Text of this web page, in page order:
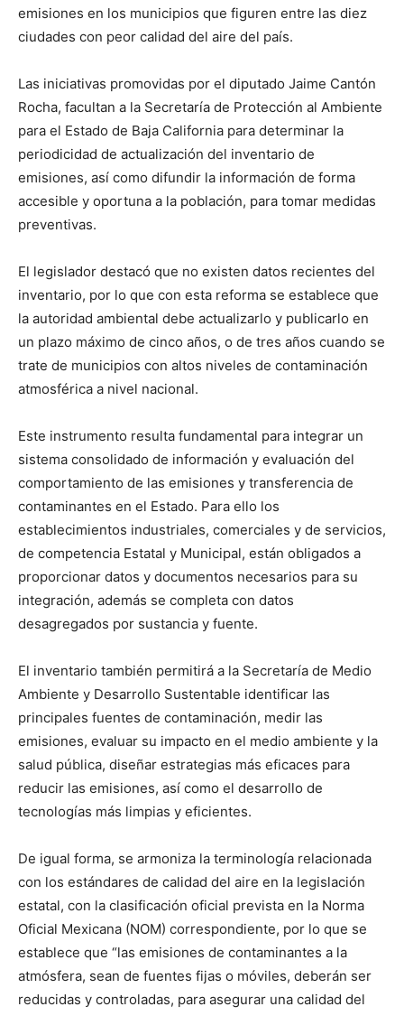
emisiones en los municipios que figuren entre las diez
ciudades con peor calidad del aire del país.
Las iniciativas promovidas por el diputado Jaime Cantón
Rocha, facultan a la Secretaría de Protección al Ambiente
para el Estado de Baja California para determinar la
periodicidad de actualización del inventario de
emisiones, así como difundir la información de forma
accesible y oportuna a la población, para tomar medidas
preventivas.
El legislador destacó que no existen datos recientes del
inventario, por lo que con esta reforma se establece que
la autoridad ambiental debe actualizarlo y publicarlo en
un plazo máximo de cinco años, o de tres años cuando se
trate de municipios con altos niveles de contaminación
atmosférica a nivel nacional.
Este instrumento resulta fundamental para integrar un
sistema consolidado de información y evaluación del
comportamiento de las emisiones y transferencia de
contaminantes en el Estado. Para ello los
establecimientos industriales, comerciales y de servicios,
de competencia Estatal y Municipal, están obligados a
proporcionar datos y documentos necesarios para su
integración, además se completa con datos
desagregados por sustancia y fuente.
El inventario también permitirá a la Secretaría de Medio
Ambiente y Desarrollo Sustentable identificar las
principales fuentes de contaminación, medir las
emisiones, evaluar su impacto en el medio ambiente y la
salud pública, diseñar estrategias más eficaces para
reducir las emisiones, así como el desarrollo de
tecnologías más limpias y eficientes.
De igual forma, se armoniza la terminología relacionada
con los estándares de calidad del aire en la legislación
estatal, con la clasificación oficial prevista en la Norma
Oficial Mexicana (NOM) correspondiente, por lo que se
establece que “las emisiones de contaminantes a la
atmósfera, sean de fuentes fijas o móviles, deberán ser
reducidas y controladas, para asegurar una calidad del